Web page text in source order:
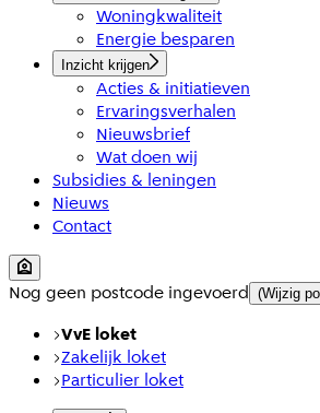
Woningkwaliteit
Energie besparen
Inzicht krijgen
Acties & initiatieven
Ervaringsverhalen
Nieuwsbrief
Wat doen wij
Subsidies & leningen
Nieuws
Contact
Nog geen postcode ingevoerd (Wijzig
VvE loket
Zakelijk loket
Particulier loket